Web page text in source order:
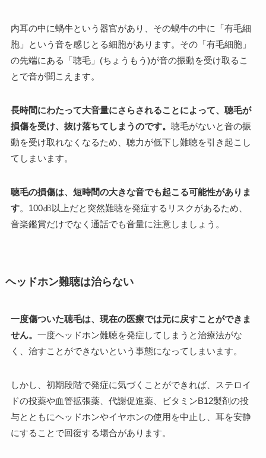
内耳の中に蝸牛という器官があり、その蝸牛の中に「有毛細
胞」という音を感じとる細胞があります。その「有毛細胞」
の先端にある「聴毛」(ちょうもう)が音の振動を受け取るこ
とで音が聞こえます。
長時間にわたって大音量にさらされることによって、聴毛が
損傷を受け、抜け落ちてしまうのです。 聴毛がないと音の振
動を受け取れなくなるため、聴力が低下し難聴を引き起こし
てしまいます。
聴毛の損傷は、短時間の大きな音でも起こる可能性がありま
す。100㏈以上だと突然難聴を発症するリスクがあるため、
音楽鑑賞だけでなく通話でも音量に注意しましょう。
ヘッドホン難聴は治らない
一度傷ついた聴毛は、現在の医療では元に戻すことができま
せん。 一度ヘッドホン難聴を発症してしまうと治療法がな
く、治すことができないという事態になってしまいます。
しかし、初期段階で発症に気づくことができれば、ステロイ
ドの投薬や血管拡張薬、代謝促進薬、ビタミンB12製剤の投
与とともにヘッドホンやイヤホンの使用を中止し、耳を安静
にすることで回復する場合があります。